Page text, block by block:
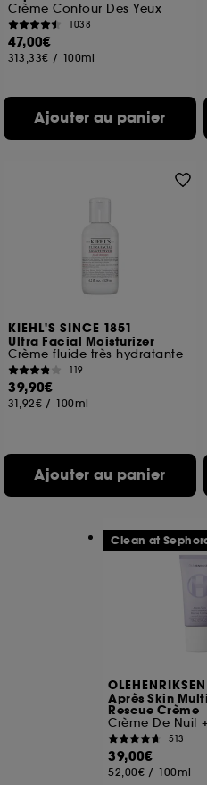
Crème Contour Des Yeux
1038
47,00€
313,33€ / 100ml
Ajouter au panier
KIEHL'S SINCE 1851
Ultra Facial Moisturizer
Crème fluide très hydratante
119
39,90€
31,92€ / 100ml
Ajouter au panier
OLEHENRIKSEN
Après Skin
Rescue Crème
513
39,00€
52,00€ / 100ml
Clean at